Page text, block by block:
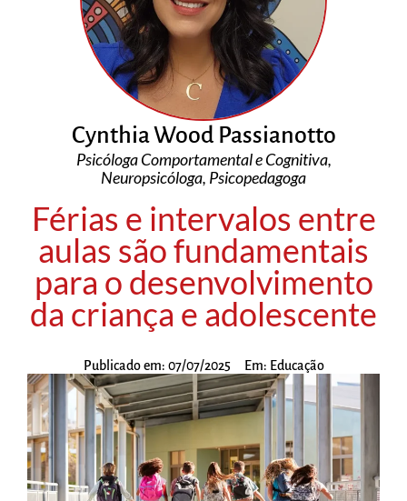
Cynthia Wood Passianotto
Psicóloga Comportamental e Cognitiva,
Neuropsicóloga, Psicopedagoga
Férias e intervalos entre
aulas são fundamentais
para o desenvolvimento
da criança e adolescente
Publicado em: 07/07/2025 Em: Educação